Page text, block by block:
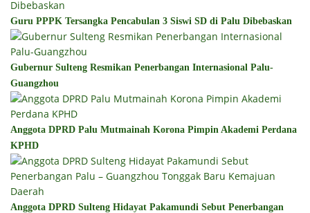
Guru PPPK Tersangka Pencabulan 3 Siswi SD di Palu Dibebaskan
Gubernur Sulteng Resmikan Penerbangan Internasional Palu-
Guangzhou
Anggota DPRD Palu Mutmainah Korona Pimpin Akademi Perdana
KPHD
Anggota DPRD Sulteng Hidayat Pakamundi Sebut Penerbangan